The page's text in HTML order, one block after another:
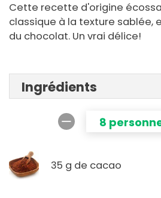
Cette recette d'origine
classique à la texture sablée,
du chocolat. Un vrai délice!
Ingrédients
8
35 g de cacao